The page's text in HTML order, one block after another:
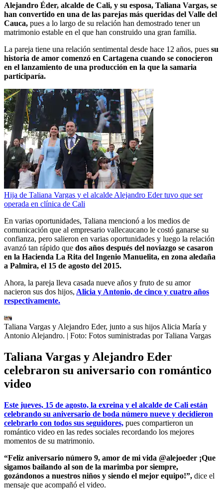
Alejandro Éder, alcalde de Cali, y su esposa, Taliana Vargas, se
han convertido en una de las parejas más queridas del Valle del
Cauca, pues a lo largo de su relación han demostrado tener un
matrimonio estable en el que han construido una gran familia.
La pareja tiene una relación sentimental desde hace 12 años, pues su
historia de amor comenzó en Cartagena cuando se conocieron
en el lanzamiento de una producción en la que la samaria
participaría.
Hija de Taliana Vargas y el alcalde Alejandro Eder tuvo que ser
operada en clínica de Cali
En varias oportunidades, Taliana mencionó a los medios de
comunicación que al empresario vallecaucano le costó ganarse su
confianza, pero salieron en varias oportunidades y luego la relación
avanzó tan rápido que dos años después del noviazgo se casaron
en la Hacienda La Rita del Ingenio Manuelita, en zona aledaña
a Palmira, el 15 de agosto del 2015.
Ahora, la pareja lleva casada nueve años y fruto de su amor
nacieron sus dos hijos, Alicia y Antonio, de cinco y cuatro años
respectivamente.
Taliana Vargas y Alejandro Eder, junto a sus hijos Alicia María y
Antonio Alejandro. | Foto: Fotos suministradas por Taliana Vargas
Taliana Vargas y Alejandro Eder
celebraron su aniversario con romántico
video
Este jueves, 15 de agosto, la exreina y el alcalde de Cali están
celebrando su aniversario de boda número nueve y decidieron
celebrarlo con todos sus seguidores, pues compartieron un
romántico video en las redes sociales recordando los mejores
momentos de su matrimonio.
“Feliz aniversario número 9, amor de mi vida @alejoeder ¡Que
sigamos bailando al son de la marimba por siempre,
gozándonos a nuestros niños y siendo el mejor equipo!”, dice el
mensaje que acompañó el video.